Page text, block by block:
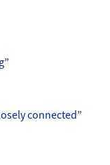
connected”